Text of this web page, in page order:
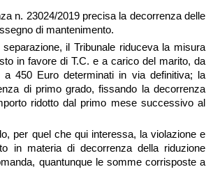
n. 23024/2019 precisa la decorrenza delle
di mantenimento.
il Tribunale riduceva la misura
in favore di T.C. e a carico del marito, da
a 450 Euro determinati in via definitiva; la
di primo grado, fissando la decorrenza
ridotto dal primo mese successivo al
per quel che qui interessa, la violazione e
in materia di decorrenza della riduzione
quantunque le somme corrisposte a